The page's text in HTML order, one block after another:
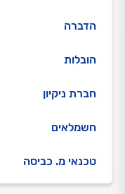
הדברה
הובלות
חברת ניקיון
חשמלאים
טכנאי מ. כביסה